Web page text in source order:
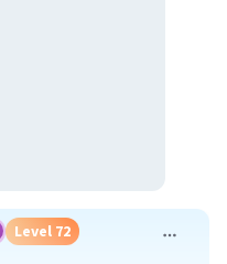
Level 72